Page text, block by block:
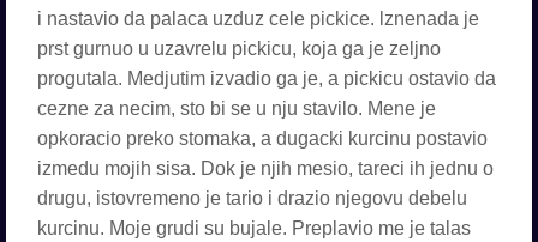
i nastavio da palaca uzduz cele pickice. lznenada je
prst gurnuo u uzavrelu pickicu, koja ga je zeljno
progutala. Medjutim izvadio ga je, a pickicu ostavio da
cezne za necim, sto bi se u nju stavilo. Mene je
opkoracio preko stomaka, a dugacki kurcinu postavio
izmedu mojih sisa. Dok je njih mesio, tareci ih jednu o
drugu, istovremeno je tario i drazio njegovu debelu
kurcinu. Moje grudi su bujale. Preplavio me je talas